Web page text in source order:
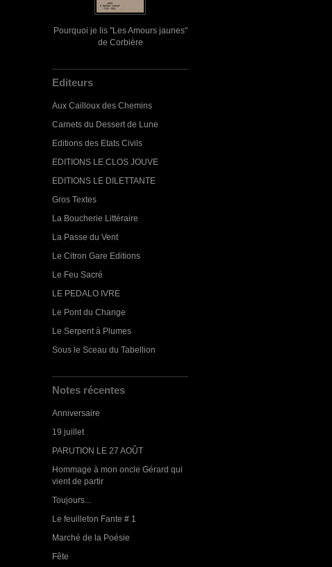
Pourquoi je lis "Les Amours jaunes"
de Corbière
Editeurs
Aux Cailloux des Chemins
Carnets du Dessert de Lune
Editions des Etats Civils
EDITIONS LE CLOS JOUVE
EDITIONS LE DILETTANTE
Gros Textes
La Boucherie Littéraire
La Passe du Vent
Le Citron Gare Editions
Le Feu Sacré
LE PEDALO IVRE
Le Pont du Change
Le Serpent à Plumes
Sous le Sceau du Tabellion
Notes récentes
Anniversaire
19 juillet
PARUTION LE 27 AOÛT
Hommage à mon oncle Gérard qui
vient de partir
Toujours...
Le feuilleton Fante # 1
Marché de la Poésie
Fête